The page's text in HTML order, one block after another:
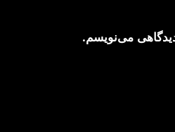
می‌نویسم.